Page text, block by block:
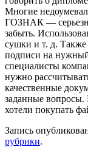
Многие
ГОЗНАК —
забыть.
сушки и т. д. Также
подписи на нужный
специалисты
нужно
качественные
заданные вопросы.
хотели покупать
Запись
рубрики.